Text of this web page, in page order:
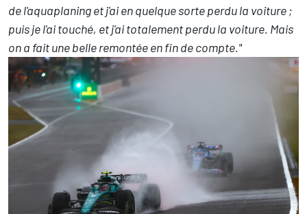
de l'aquaplaning et j'ai en quelque sorte perdu la voiture ;
puis je l'ai touché, et j'ai totalement perdu la voiture. Mais
on a fait une belle remontée en fin de compte."